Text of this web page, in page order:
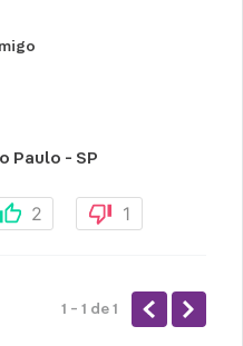
Paulo - SP
2 1
1 - 1 de 1